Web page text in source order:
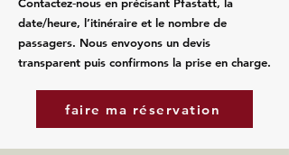
date/heure, l’itinéraire et le nombre de
passagers. Nous envoyons un devis
transparent puis confirmons la prise en charge.
faire ma réservation